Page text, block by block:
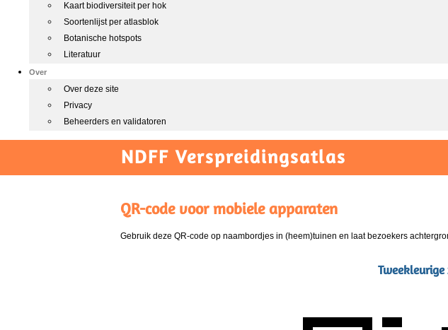
Kaart biodiversiteit per hok
Soortenlijst per atlasblok
Botanische hotspots
Literatuur
Over
Over deze site
Privacy
Beheerders en validatoren
NDFF Verspreidingsatlas
QR-code voor mobiele apparaten
Gebruik deze QR-code op naambordjes in (heem)tuinen en laat bezoekers